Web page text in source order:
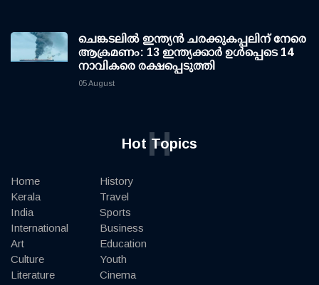
ചെങ്കടലില്‍ ഇന്ത്യന്‍ ചരക്കുകപ്പലിന് നേരെ
ആക്രമണം: 13 ഇന്ത്യക്കാര്‍ ഉള്‍പ്പെടെ 14
നാവികരെ രക്ഷപ്പെടുത്തി
05 August
Hot Topics
H
Home
Kerala
India
International
Art
Culture
Literature
History
Travel
Sports
Business
Education
Youth
Cinema